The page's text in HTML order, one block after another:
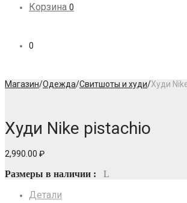
Корзина 0
0
Магазин/Одежда/Свитшоты и худи/Худи
Худи Nike pistachio
2,990.00 ₽
Размеры в наличии : L
Детали